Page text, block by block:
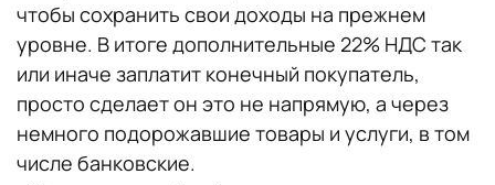
чтобы сохранить свои доходы на прежнем
уровне. В итоге дополнительные 22% НДС так
или иначе заплатит конечный покупатель,
просто сделает он это не напрямую, а через
немного подорожавшие товары и услуги, в том
числе банковские.